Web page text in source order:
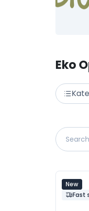
Eko
New
Fast